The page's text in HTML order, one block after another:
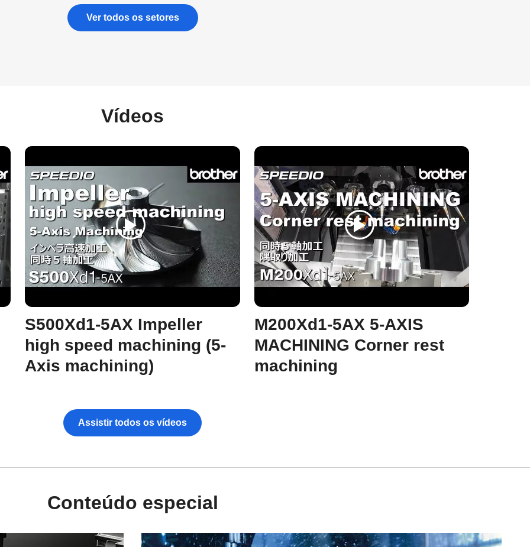
Ver todos os setores
Vídeos
S500Xd1-5AX Impeller
high speed machining (5-
Axis machining)
M200Xd1-5AX 5-AXIS
MACHINING Corner rest
machining
Assistir todos os vídeos
Conteúdo especial